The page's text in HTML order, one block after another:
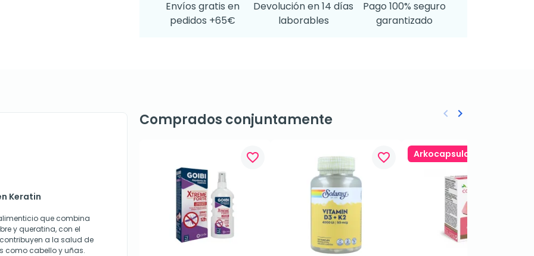
Envíos gratis en
pedidos +65€
Devolución en 14 días
laborables
Pago 100% seguro
garantizado
Keratin
que combina
y queratina, con el
a la salud de
como cabello y uñas.
Comprados conjuntamente
favorite_border favorite_border Arkocapsulas 4x3
Anterior
keyboard_arrow_left Siguiente
keyboard_arrow_right